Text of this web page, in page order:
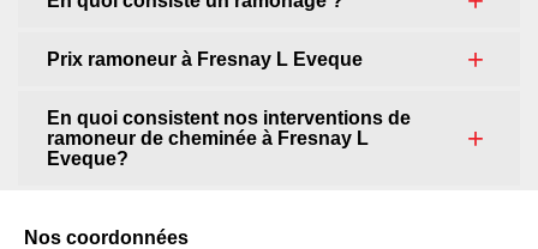
Prix ramoneur à Fresnay L Eveque
En quoi consistent nos interventions de
ramoneur de cheminée à Fresnay L
Eveque?
Nos coordonnées